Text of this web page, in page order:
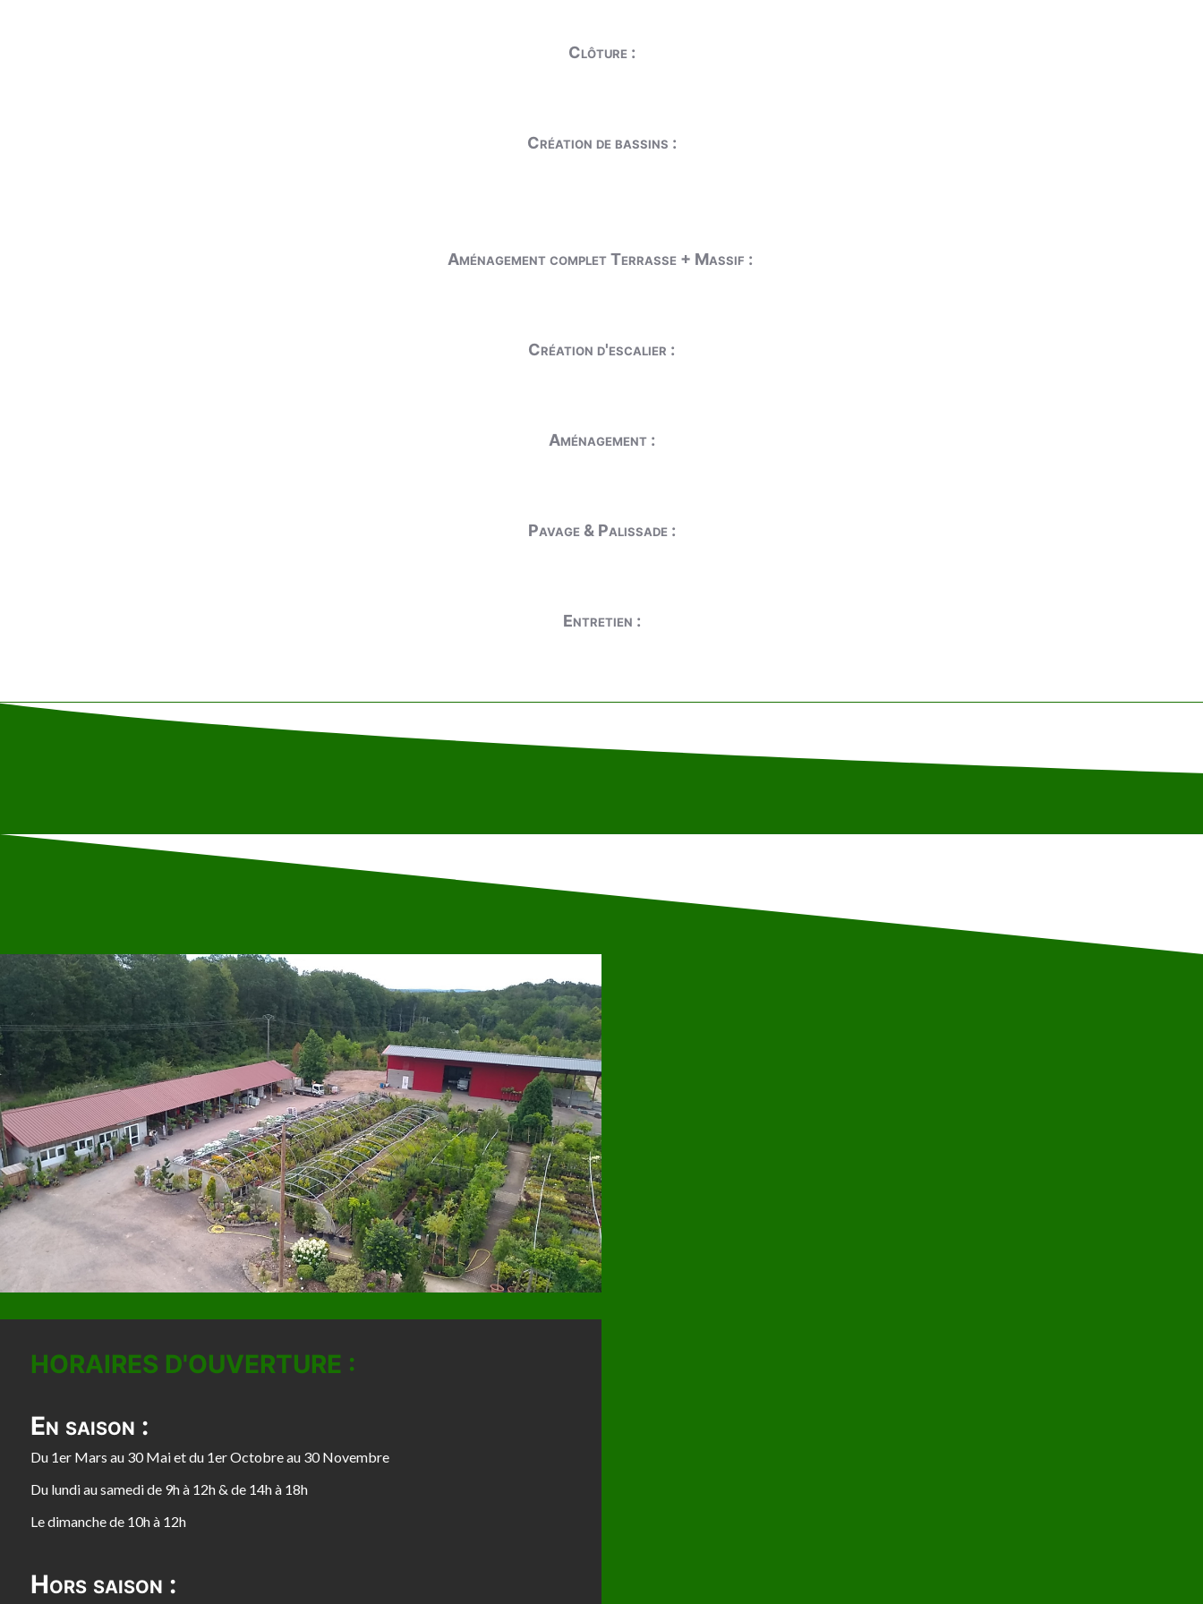
Clôture :
Création de bassins :
Aménagement complet Terrasse + Massif :
Création d'escalier :
Aménagement :
Pavage & Palissade :
Entretien :
HORAIRES D'OUVERTURE :
En saison :
Du 1er Mars au 30 Mai et du 1er Octobre au 30 Novembre
Du lundi au samedi de 9h à 12h & de 14h à 18h
Le dimanche de 10h à 12h
Hors saison :